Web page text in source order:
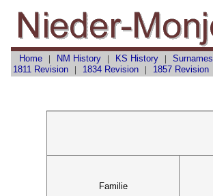
Home| NM History| KS History| Surnames
1811 Revision| 1834 Revision| 1857 Revision
Familie